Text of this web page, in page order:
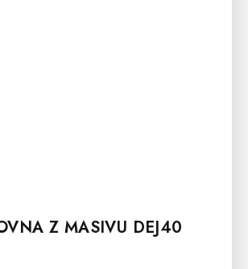
Z MASIVU DEJ40